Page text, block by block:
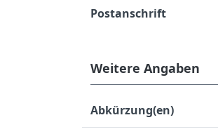
Postanschrift
Weitere Angaben
Abkürzung(en)